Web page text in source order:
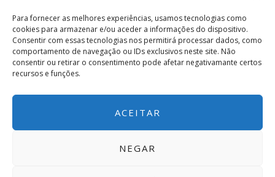
Para fornecer as melhores experiências, usamos tecnologias como
cookies para armazenar e/ou aceder a informações do dispositivo.
Consentir com essas tecnologias nos permitirá processar dados, como
comportamento de navegação ou IDs exclusivos neste site. Não
consentir ou retirar o consentimento pode afetar negativamante certos
recursos e funções.
ACEITAR
NEGAR